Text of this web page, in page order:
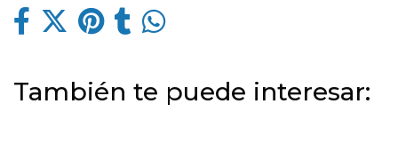
También te puede interesar: